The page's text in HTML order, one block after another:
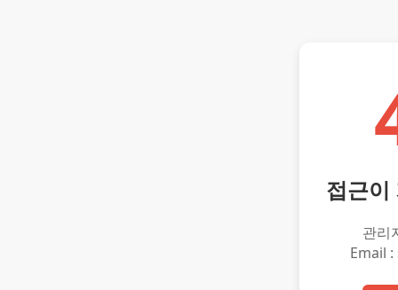
접근이
관리
Email